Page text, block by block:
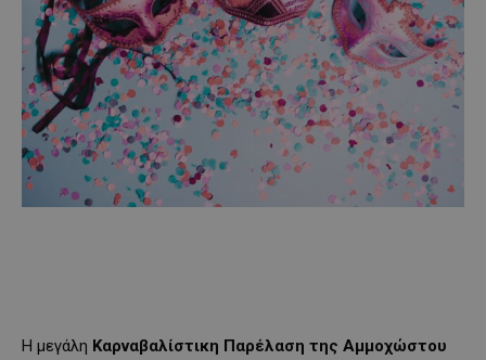
Η μεγάλη Καρναβαλίστικη Παρέλαση της Αμμοχώστου